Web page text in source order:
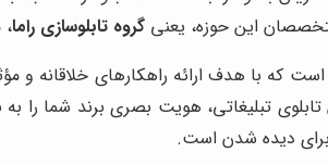
این حوزه، یعنی گروه تابلوسازی راما
که با هدف ارائه راهکارهای خلاقانه و
تابلوی تبلیغاتی، هویت بصری برند شما
برای دیده شدن است.